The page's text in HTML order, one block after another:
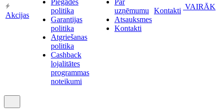
Akcijas
Piegādes
politika
Garantijas
politika
Atgriešanas
politika
Cashback
lojalitātes
programmas
noteikumi
Par
uzņēmumu
Atsauksmes
Kontakti
Kontakti VAIRĀK